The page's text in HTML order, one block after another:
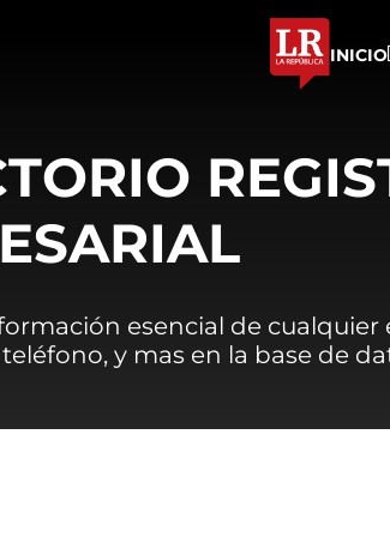
INICIO
esencial de
teléfono, y mas en la base de